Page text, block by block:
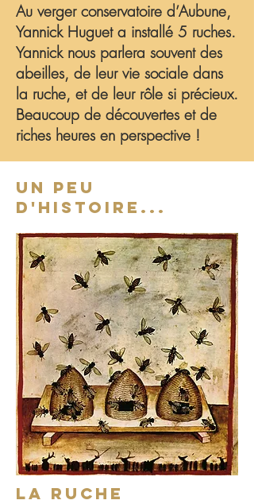
Au verger conservatoire d’Aubune,
Yannick Huguet a installé 5 ruches.
Yannick nous parlera souvent des
abeilles, de leur vie sociale dans
la ruche, et de leur rôle si précieux.
Beaucoup de découvertes et de
riches heures en perspective !
UN peu
d'histoire...
La ruche